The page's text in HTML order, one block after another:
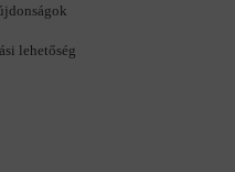
lehetőség